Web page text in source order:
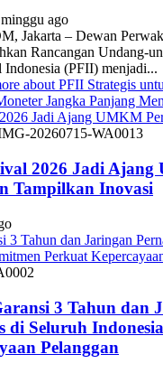
ago
Jakarta – Dewan
Rancangan Undang-
Indonesia (PFII) menjadi...
about PFII Strategis
Jangka Panjang
Jadi Ajang UMKM
2026 Jadi Ajang
Tampilkan Inovasi
3 Tahun dan Jaringan
Perkuat
3 Tahun dan
di Seluruh
Pelanggan